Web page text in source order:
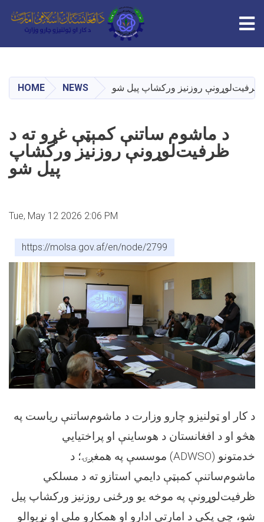
main
content
HOME NEWS ظرفیت‌لوړونې روزنیز ورکشاپ پیل شو
د ماشوم ساتنې کمېټې غړو ته د
ظرفیت‌لوړونې روزنیز ورکشاپ
پیل شو
Tue, May 12 2026 2:06 PM
https://molsa.gov.af/en/node/2799
د کار او ټولنیزو چارو وزارت د ماشوم‌ساتنې ریاست په
هڅو او د افغانستان د هوساینې او پراختیایي
خدمتونو (ADWSO) موسسې په همغږۍ؛ د
ماشومساتنې کمېټې دایمي استازو ته د مسلکي
ظرفیت‌لوړونې په موخه یو ورځنی روزنیز ورکشاپ پیل
شو، چې پکې د امارتي ادارو او همکارو ملي او نړیوالو